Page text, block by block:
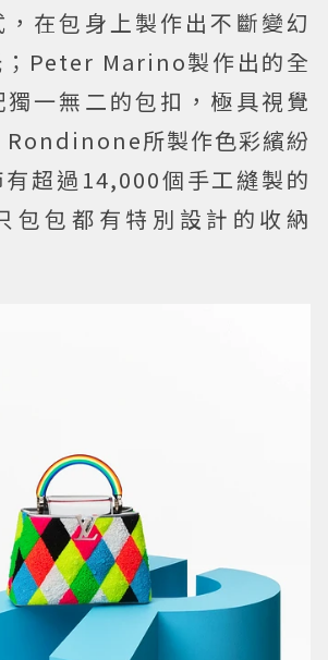
在包身上製作出不斷變幻
；Peter Marino製作出的全
一無二的包扣，極具視覺
Rondinone所製作色彩繽紛
超過14,000個手工縫製的
包包都有特別設計的收納